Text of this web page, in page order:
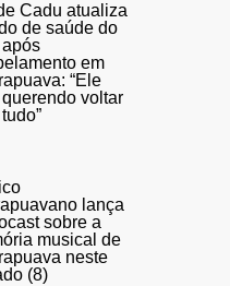
Cadu atualiza
de saúde do
em
“Ele
voltar
lança
sobre a
musical de
neste
(8)